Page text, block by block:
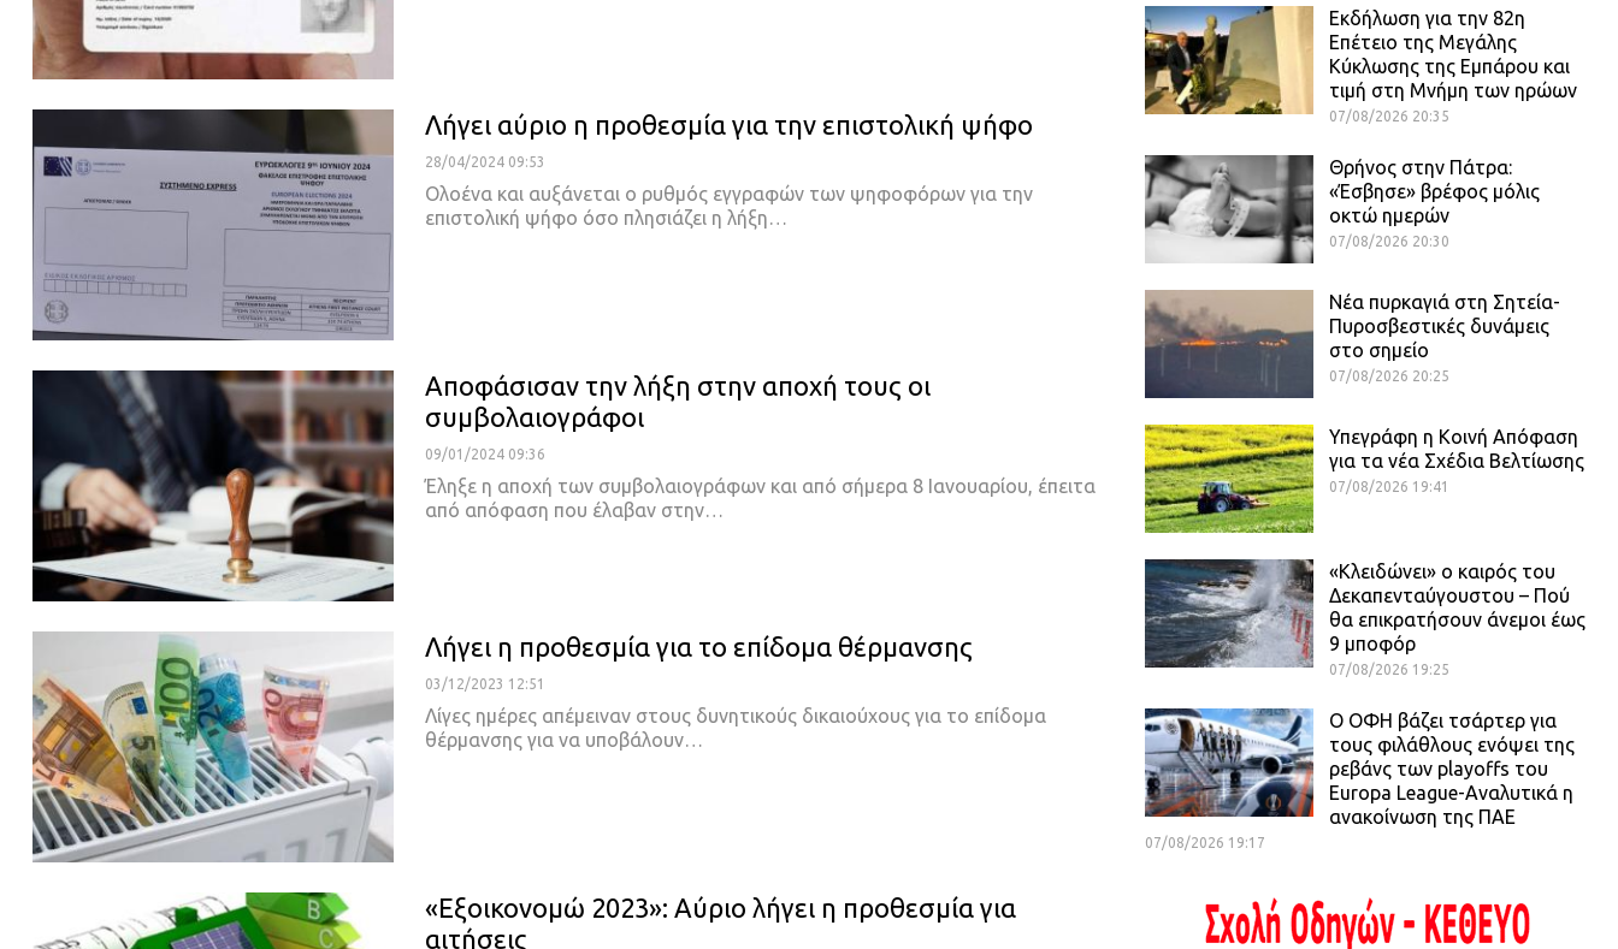
Λήγει αύριο η προθεσμία για την επιστολική ψήφο
28/04/2024 09:53
Ολοένα και αυξάνεται ο ρυθμός εγγραφών των ψηφοφόρων για την
επιστολική ψήφο όσο πλησιάζει η λήξη…
Αποφάσισαν την λήξη στην αποχή τους οι
συμβολαιογράφοι
09/01/2024 09:36
Έληξε η αποχή των συμβολαιογράφων και από σήμερα 8 Ιανουαρίου, έπειτα
από απόφαση που έλαβαν στην…
Λήγει η προθεσμία για το επίδομα θέρμανσης
03/12/2023 12:51
Λίγες ημέρες απέμειναν στους δυνητικούς δικαιούχους για το επίδομα
θέρμανσης για να υποβάλουν…
«Εξοικονομώ 2023»: Αύριο λήγει η προθεσμία για
αιτήσεις
Εκδήλωση για την 82η
Επέτειο της Μεγάλης
Κύκλωσης της Εμπάρου και
τιμή στη Μνήμη των ηρώων
07/08/2026 20:35
Θρήνος στην Πάτρα:
«Έσβησε» βρέφος μόλις
οκτώ ημερών
07/08/2026 20:30
Νέα πυρκαγιά στη Σητεία-
Πυροσβεστικές δυνάμεις
στο σημείο
07/08/2026 20:25
Υπεγράφη η Κοινή Απόφαση
για τα νέα Σχέδια Βελτίωσης
07/08/2026 19:41
«Κλειδώνει» ο καιρός του
Δεκαπενταύγουστου – Πού
θα επικρατήσουν άνεμοι έως
9 μποφόρ
07/08/2026 19:25
Ο ΟΦΗ βάζει τσάρτερ για
τους φιλάθλους ενόψει της
ρεβάνς των playoffs του
Europa League-Αναλυτικά η
ανακοίνωση της ΠΑΕ
07/08/2026 19:17